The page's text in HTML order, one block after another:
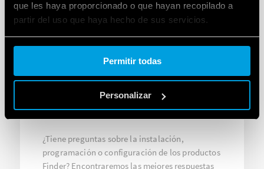
que les haya proporcionado o que hayan recopilado a
partir del uso que haya hecho de sus servicios.
Cookie policy.
Permitir todas
Personalizar
¿Tiene preguntas sobre la instalación,
programación o configuración de los productos
Finder? Encontraremos las mejores respuestas